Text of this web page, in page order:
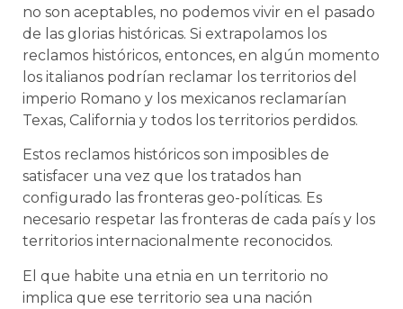
no son aceptables, no podemos vivir en el pasado
de las glorias históricas. Si extrapolamos los
reclamos históricos, entonces, en algún momento
los italianos podrían reclamar los territorios del
imperio Romano y los mexicanos reclamarían
Texas, California y todos los territorios perdidos.
Estos reclamos históricos son imposibles de
satisfacer una vez que los tratados han
configurado las fronteras geo-políticas. Es
necesario respetar las fronteras de cada país y los
territorios internacionalmente reconocidos.
El que habite una etnia en un territorio no
implica que ese territorio sea una nación